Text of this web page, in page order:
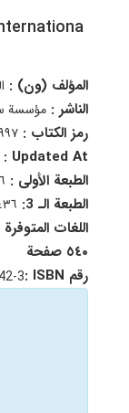
المؤلف (ون) :
الناشر : مؤسسة
رمز الكتاب :
Updated At :
الطبعة الأولى :
الطبعة الـ 3:
اللغات
٥٤٠ صفحة
رقم ISBN :
3